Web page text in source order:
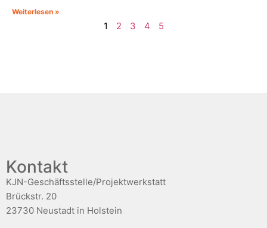
Weiterlesen »
1 2 3 4 5
Kontakt
KJN-Geschäftsstelle/Projektwerkstatt
Brückstr. 20
23730 Neustadt in Holstein